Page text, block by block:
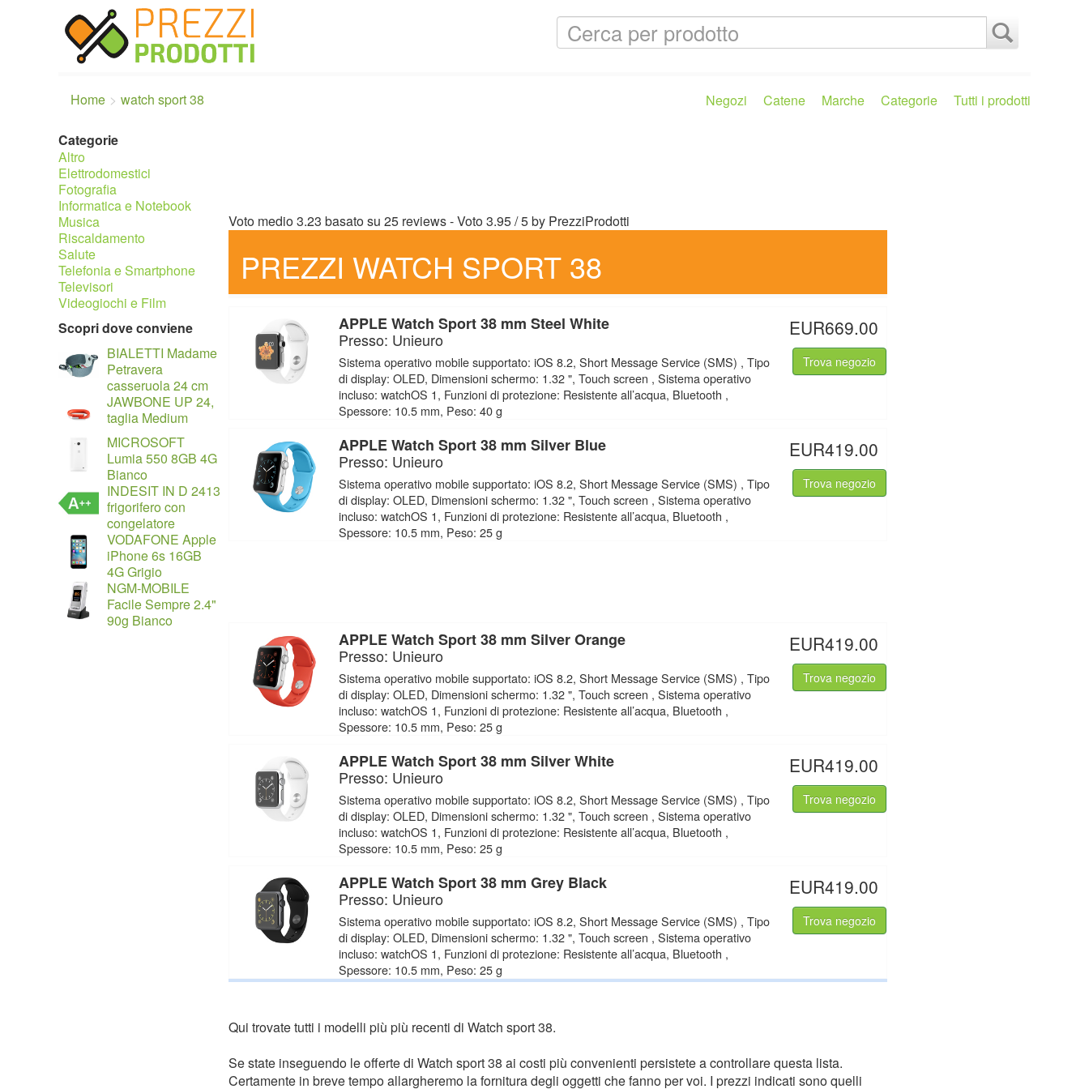
Home watch sport 38 Negozi Catene Marche Categorie Tutti i prodotti
Categorie
Altro
Elettrodomestici
Fotografia
Informatica e Notebook
Musica
Riscaldamento
Salute
Telefonia e Smartphone
Televisori
Videogiochi e Film
Scopri dove conviene
BIALETTI Madame
Petravera
casseruola 24 cm
JAWBONE UP 24,
taglia Medium
MICROSOFT
Lumia 550 8GB 4G
Bianco
INDESIT IN D 2413
frigorifero con
congelatore
VODAFONE Apple
iPhone 6s 16GB
4G Grigio
NGM-MOBILE
Facile Sempre 2.4"
90g Bianco
Voto medio3.23 basato su 25 reviews- Voto3.95/5by PrezziProdotti
PREZZI WATCH SPORT 38
APPLE Watch Sport 38 mm Steel White
Presso: Unieuro
Sistema operativo mobile supportato: iOS 8.2, Short Message Service (SMS) , Tipo
di display: OLED, Dimensioni schermo: 1.32 ", Touch screen , Sistema operativo
incluso: watchOS 1, Funzioni di protezione: Resistente all’acqua, Bluetooth ,
Spessore: 10.5 mm, Peso: 40 g
EUR669.00
Trova negozio
APPLE Watch Sport 38 mm Silver Blue
Presso: Unieuro
Sistema operativo mobile supportato: iOS 8.2, Short Message Service (SMS) , Tipo
di display: OLED, Dimensioni schermo: 1.32 ", Touch screen , Sistema operativo
incluso: watchOS 1, Funzioni di protezione: Resistente all’acqua, Bluetooth ,
Spessore: 10.5 mm, Peso: 25 g
EUR419.00
Trova negozio
APPLE Watch Sport 38 mm Silver Orange
Presso: Unieuro
Sistema operativo mobile supportato: iOS 8.2, Short Message Service (SMS) , Tipo
di display: OLED, Dimensioni schermo: 1.32 ", Touch screen , Sistema operativo
incluso: watchOS 1, Funzioni di protezione: Resistente all’acqua, Bluetooth ,
Spessore: 10.5 mm, Peso: 25 g
EUR419.00
Trova negozio
APPLE Watch Sport 38 mm Silver White
Presso: Unieuro
Sistema operativo mobile supportato: iOS 8.2, Short Message Service (SMS) , Tipo
di display: OLED, Dimensioni schermo: 1.32 ", Touch screen , Sistema operativo
incluso: watchOS 1, Funzioni di protezione: Resistente all’acqua, Bluetooth ,
Spessore: 10.5 mm, Peso: 25 g
EUR419.00
Trova negozio
APPLE Watch Sport 38 mm Grey Black
Presso: Unieuro
Sistema operativo mobile supportato: iOS 8.2, Short Message Service (SMS) , Tipo
di display: OLED, Dimensioni schermo: 1.32 ", Touch screen , Sistema operativo
incluso: watchOS 1, Funzioni di protezione: Resistente all’acqua, Bluetooth ,
Spessore: 10.5 mm, Peso: 25 g
EUR419.00
Trova negozio
Qui trovate tutti i modelli più più recenti di Watch sport 38.
Se state inseguendo le offerte di Watch sport 38 ai costi più convenienti persistete a controllare questa lista.
Certamente in breve tempo allargheremo la fornitura degli oggetti che fanno per voi. I prezzi indicati sono quelli